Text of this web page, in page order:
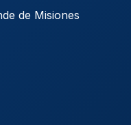
de Misiones